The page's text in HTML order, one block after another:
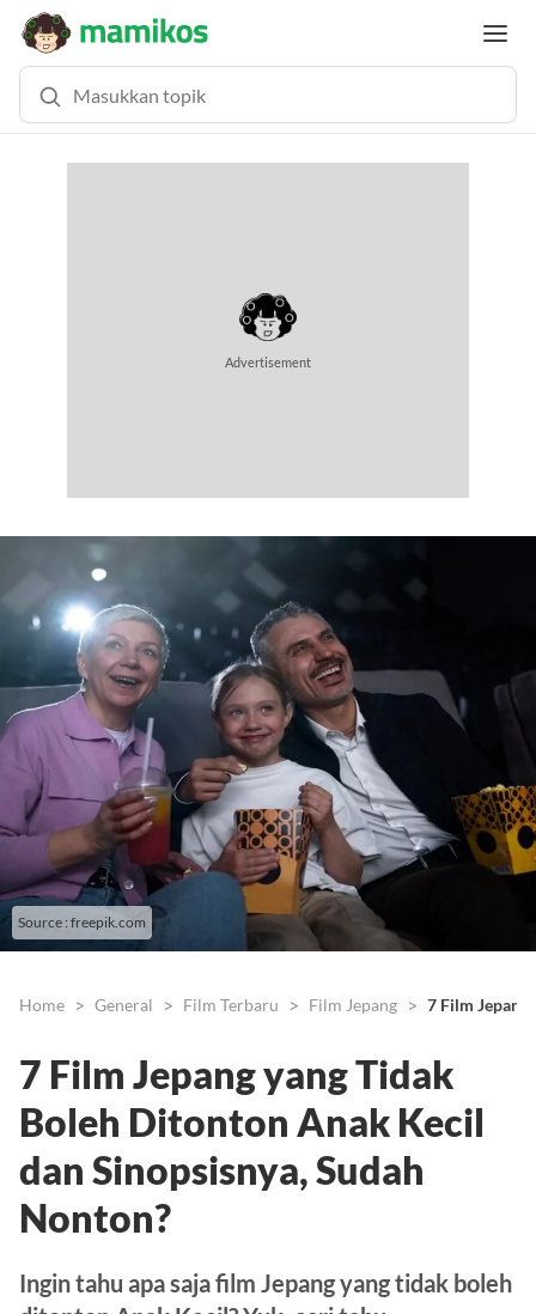
Advertisement
Source : freepik.com
Home General Film Terbaru Film Jepang 7 Film
7 Film Jepang yang Tidak
Boleh Ditonton Anak Kecil
dan Sinopsisnya, Sudah
Nonton?
Ingin tahu apa saja film Jepang yang tidak boleh